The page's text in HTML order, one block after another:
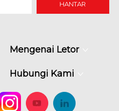
HANTAR
Mengenai Letor
Hubungi Kami